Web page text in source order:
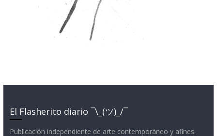
El Flasherito diario ¯\_(ツ)_/¯
Publicación independiente de arte contemporáneo y afines.